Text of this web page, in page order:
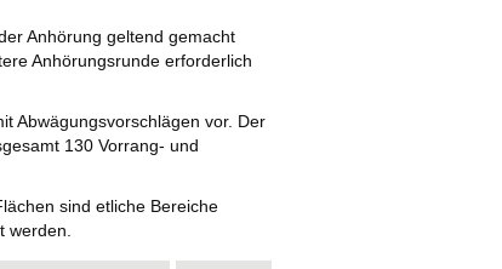
Anhörung geltend gemacht
Anhörungsrunde erforderlich
Abwägungsvorschlägen vor. Der
130 Vorrang- und
sind etliche Bereiche
werden.